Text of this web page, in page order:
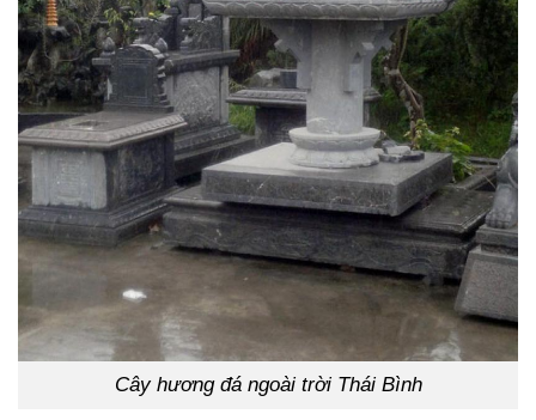
Cây hương đá ngoài trời Thái Bình